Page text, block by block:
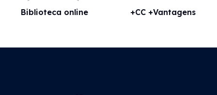
Biblioteca online +CC +Vantagens